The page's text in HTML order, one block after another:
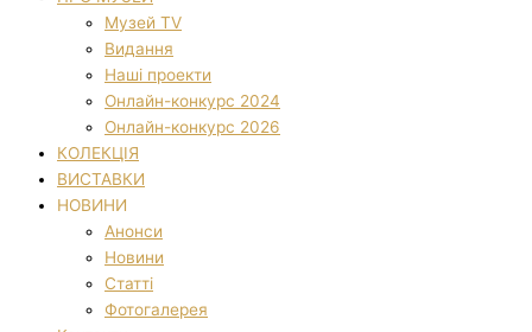
Музей TV
Видання
Наші проекти
Онлайн-конкурс 2024
Онлайн-конкурс 2026
КОЛЕКЦІЯ
ВИСТАВКИ
НОВИНИ
Анонси
Новини
Статті
Фотогалерея